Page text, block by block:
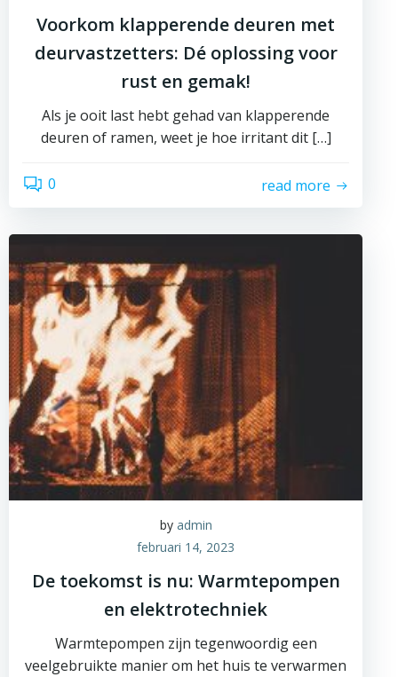
Voorkom klapperende deuren met
deurvastzetters: Dé oplossing voor
rust en gemak!
Als je ooit last hebt gehad van klapperende
deuren of ramen, weet je hoe irritant dit […]
0 read more
by admin
februari 14, 2023
De toekomst is nu: Warmtepompen
en elektrotechniek
Warmtepompen zijn tegenwoordig een
veelgebruikte manier om het huis te verwarmen